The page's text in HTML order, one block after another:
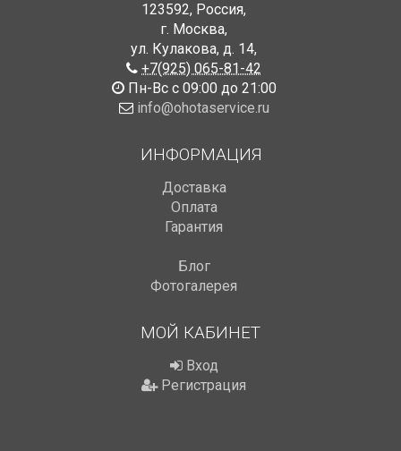
123592, Россия,
г. Москва,
ул. Кулакова, д. 14,
+7(925) 065-81-42
Пн-Вс с 09:00 до 21:00
info@ohotaservice.ru
ИНФОРМАЦИЯ
Доставка
Оплата
Гарантия
Блог
Фотогалерея
МОЙ КАБИНЕТ
Вход
Регистрация